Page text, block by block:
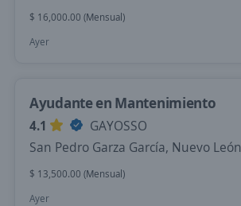
$ 16,000.00 (Mensual)
Ayer
Ayudante en Mantenimiento
4.1
GAYOSSO
San Pedro Garza García, Nuevo León
$ 13,500.00 (Mensual)
Ayer